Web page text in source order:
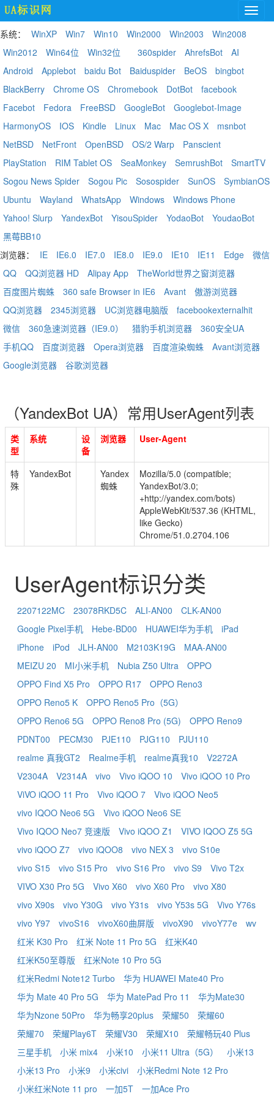
系统： WinXP Win7 Win10 Win2000 Win2003
Win2008
Win2012
Win64位 Win32位 360spider AhrefsBot
AI
Android
Applebot baidu Bot Baiduspider BeOS
bingbot
BlackBerry
Chrome OS Chromebook DotBot
facebook
Facebot
Fedora FreeBSD GoogleBot
Googlebot-Image
HarmonyOS
IOS Kindle Linux Mac Mac OS X
msnbot
NetBSD
NetFront OpenBSD OS/2 Warp
Panscient
PlayStation
RIM Tablet OS SeaMonkey SemrushBot
SmartTV
Sogou News Spider
Sogou Pic Sosospider SunOS
SymbianOS
Ubuntu
Wayland WhatsApp Windows
Windows Phone
Yahoo! Slurp
YandexBot YisouSpider YodaoBot
YoudaoBot
黑莓BB10
浏览器：
IE IE6.0 IE7.0 IE8.0 IE9.0 IE10 IE11 Edge
微信
QQ
QQ浏览器 HD Alipay App
TheWorld世界之窗浏览器
百度图片蜘蛛
360 safe Browser in IE6 Avant
傲游浏览器
QQ浏览器
2345浏览器 UC浏览器电脑版
facebookexternalhit
微信
360急速浏览器（IE9.0） 猎豹手机浏览器
360安全UA
手机QQ
百度浏览器 Opera浏览器 百度渲染蜘蛛
Avant浏览器
Google浏览器
谷歌浏览器
（YandexBot UA）常用UserAgent列表
类
型
系统
设
备
浏览器 User-Agent
特
殊
YandexBot
Yandex
蜘蛛
Mozilla/5.0 (compatible;
YandexBot/3.0;
+http://yandex.com/bots)
AppleWebKit/537.36 (KHTML,
like Gecko)
Chrome/51.0.2704.106
UserAgent标识分类
2207122MC 23078RKD5C ALI-AN00
CLK-AN00
Google Pixel手机
Hebe-BD00 HUAWEI华为手机
iPad
iPhone
iPod JLH-AN00 M2103K19G
MAA-AN00
MEIZU 20
MI小米手机 Nubia Z50 Ultra
OPPO
OPPO Find X5 Pro
OPPO R17
OPPO Reno3
OPPO Reno5 K
OPPO Reno5 Pro（5G）
OPPO Reno6 5G
OPPO Reno8 Pro (5G)
OPPO Reno9
PDNT00
PECM30 PJE110 PJG110
PJU110
realme 真我GT2
Realme手机 realme真我10
V2272A
V2304A
V2314A vivo Vivo iQOO 10
Vivo iQOO 10 Pro
ViVO iQOO 11 Pro
Vivo iQOO 7
Vivo iQOO Neo5
vivo IQOO Neo6 5G
Vivo iQOO Neo6 SE
Vivo IQOO Neo7 竞速版
Vivo iQOO Z1
VIVO IQOO Z5 5G
vivo iQOO Z7
vivo iQOO8 vivo NEX 3
vivo S10e
vivo S15
vivo S15 Pro vivo S16 Pro vivo S9
Vivo T2x
VIVO X30 Pro 5G
Vivo X60 vivo X60 Pro
vivo X80
vivo X90s
vivo Y30G vivo Y31s vivo Y53s 5G
Vivo Y76s
vivo Y97
vivoS16 vivoX60曲屏版 vivoX90 vivoY77e
wv
红米 K30 Pro
红米 Note 11 Pro 5G
红米K40
红米K50至尊版
红米Note 10 Pro 5G
红米Redmi Note12 Turbo
华为 HUAWEI Mate40 Pro
华为 Mate 40 Pro 5G
华为 MatePad Pro 11
华为Mate30
华为Nzone 50Pro
华为畅享20plus 荣耀50
荣耀60
荣耀70
荣耀Play6T 荣耀V30 荣耀X10
荣耀畅玩40 Plus
三星手机
小米 mix4 小米10 小米11 Ultra（5G）
小米13
小米13 Pro
小米9 小米civi
小米Redmi Note 12 Pro
小米红米Note 11 pro
一加5T 一加Ace Pro